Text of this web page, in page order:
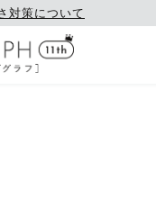
対策について